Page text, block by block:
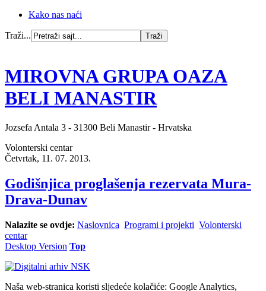
Kako nas naći
Traži...
MIROVNA GRUPA OAZA
BELI MANASTIR
Jozsefa Antala 3 - 31300 Beli Manastir - Hrvatska
Volonterski centar
Četvrtak, 11. 07. 2013.
Godišnjica proglašenja rezervata Mura-
Drava-Dunav
Nalazite se ovdje: Naslovnica Programi i projekti Volonterski
centar
Desktop Version Top
Naša web-stranica koristi sljedeće kolačiće: Google Analytics,